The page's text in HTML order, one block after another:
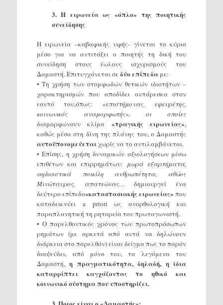
3. Η ειρωνεία ως «όπλο» της ποιητικής
συνείδησης
Η ειρωνεία –καβαφικής υφής- γίνεται το κύριο
μέσο για να αντιτάξει ο ποιητής τη δική του
συνείδηση στους έωλους ισχυρισμούς του
Δαμαστή. Επιτυγχάνεται σεδύο επίπεδαμε:
• Τη χρήση των στομφωδών θετικών ιδιοτήτων –
χαρακτηρισμών που αποδίδει αυτάρεσκα στον
εαυτό του,όπως: «επιστήμονας, εφευρέτης,
κοινωνικός αναμορφωτής», οι οποίες
διαμορφώνουν κλίμα «τραγικής ειρωνείας»,
καθώς μέσα στη δίνη της πλάνης του, ο Δαμαστής
αυτοϋπονομεύεταιχωρίς να το αντιλαμβάνεται.
• Επίσης, η χρήση δυναμικών αξιολογήσεων μέσω
επιθέτων και επιρρημάτων: μωρά εξαρτήματα,
αηδιαστικά ποικίλη ανθρωπότητα, αθώος
Μινώταυρος, απατεώνας… δημιουργεί ένα
δεύτερο επίπεδο«καταστασιακής ειρωνείας» που
καταδεικνύει a priori ως ανορθολογική και
παραπλανητική τη ρητορεία του πρωταγωνιστή.
• Ο παρελθοντικός χρόνος των πρωτοπρόσωπων
ρημάτων (με αρκετά από αυτά να δηλώνουν
διάρκεια στο παρελθόν) είναι δείγμα πως το παρόν
διαψεύδει, από μόνο του, τα λεγόμενα του
Δαμαστή,η πραγματικότητα, δηλαδή, η ίδια
καταρρίπτει καγχάζοντας το ηθικό και
κοινωνικό σύστημα που υποστηρίζει.
3. Ποιος είναι ο «Δαμαστής»;